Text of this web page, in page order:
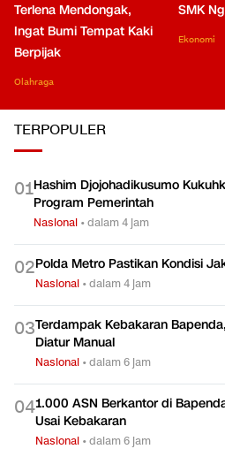
Terlena Mendongak,
Ingat Bumi Tempat Kaki
Berpijak
Olahraga
SMK
Ekonomi
TERPOPULER
01Hashim Djojohadikusumo
Program Pemerintah
Nasional •dalam 4 jam
02Polda Metro Pastikan Kondisi
Nasional •dalam 4 jam
03Terdampak Kebakaran
Diatur Manual
Nasional •dalam 6 jam
041.000 ASN Berkantor di
Usai Kebakaran
Nasional •dalam 6 jam